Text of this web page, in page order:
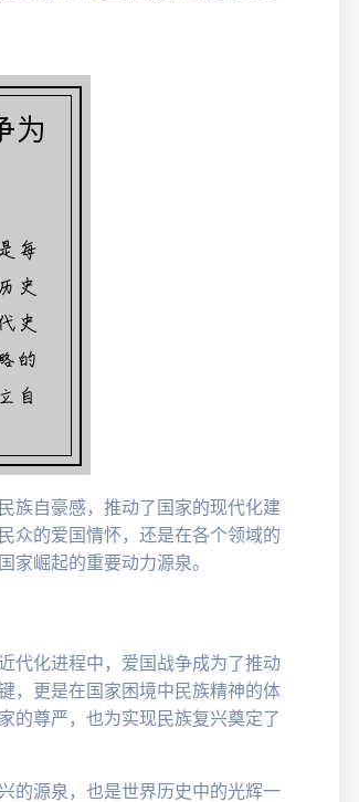
族自豪感，推动了国家的现代化建
众的爱国情怀，还是在各个领域的
家崛起的重要动力源泉。
代化进程中，爱国战争成为了推动
，更是在国家困境中民族精神的体
的尊严，也为实现民族复兴奠定了
的源泉，也是世界历史中的光辉一